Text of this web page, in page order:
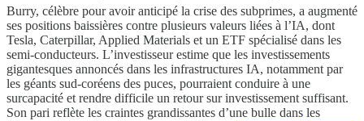
Burry, célèbre pour avoir anticipé la crise des subprimes, a augmenté
ses positions baissières contre plusieurs valeurs liées à l’IA, dont
Tesla, Caterpillar, Applied Materials et un ETF spécialisé dans les
semi-conducteurs. L’investisseur estime que les investissements
gigantesques annoncés dans les infrastructures IA, notamment par
les géants sud-coréens des puces, pourraient conduire à une
surcapacité et rendre difficile un retour sur investissement suffisant.
Son pari reflète les craintes grandissantes d’une bulle dans les